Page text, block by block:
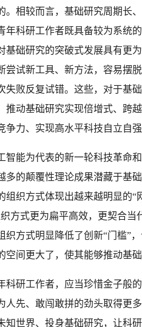
。相较而言，基础研究周期长
年科研工作者既具备较为系统
基础研究的突破式发展具有更
尝试新工具、新方法，容易摆
失败反复试错。这些，对于基
推动基础研究实现倍增式、跨
争力、实现高水平科技自立自强
智能为代表的新一轮科技革命
多的颠覆性理论成果潜藏于基
组织方式体现出越来越明显的“
方式更为扁平高效，更契合
织方式明显降低了创新“门槛”
空间更大了，使其能够推动基
科研工作者，应当珍惜金子般
人先、敢闯敢拼的劲头取得更
知世界、投身基础研究，让科